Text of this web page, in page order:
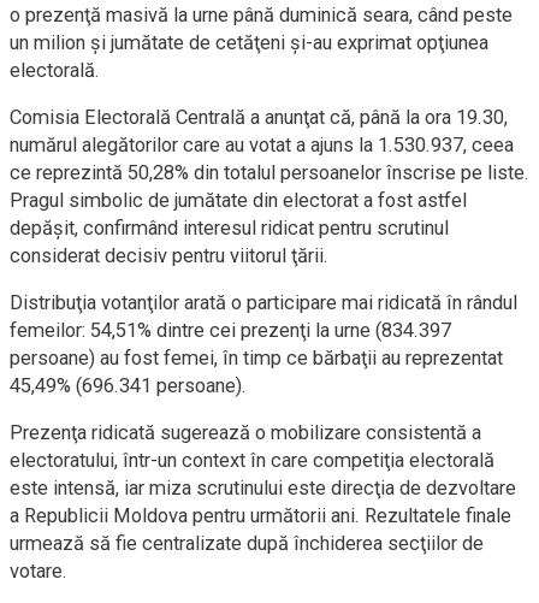
o prezenţă masivă la urne până duminică seara, când peste
un milion şi jumătate de cetăţeni şi-au exprimat opţiunea
electorală.
Comisia Electorală Centrală a anunţat că, până la ora 19.30,
numărul alegătorilor care au votat a ajuns la 1.530.937, ceea
ce reprezintă 50,28% din totalul persoanelor înscrise pe liste.
Pragul simbolic de jumătate din electorat a fost astfel
depăşit, confirmând interesul ridicat pentru scrutinul
considerat decisiv pentru viitorul ţării.
Distribuţia votanţilor arată o participare mai ridicată în rândul
femeilor: 54,51% dintre cei prezenţi la urne (834.397
persoane) au fost femei, în timp ce bărbaţii au reprezentat
45,49% (696.341 persoane).
Prezenţa ridicată sugerează o mobilizare consistentă a
electoratului, într-un context în care competiţia electorală
este intensă, iar miza scrutinului este direcţia de dezvoltare
a Republicii Moldova pentru următorii ani. Rezultatele finale
urmează să fie centralizate după închiderea secţiilor de
votare.